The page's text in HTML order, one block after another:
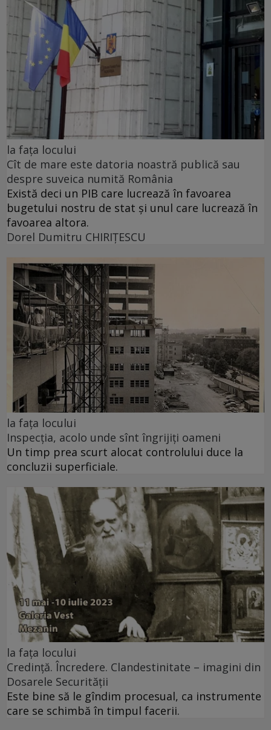
la fața locului
Cît de mare este datoria noastră publică sau
despre suveica numită România
Există deci un PIB care lucrează în favoarea
bugetului nostru de stat și unul care lucrează în
favoarea altora.
Dorel Dumitru CHIRIŢESCU
la fața locului
Inspecția, acolo unde sînt îngrijiți oameni
Un timp prea scurt alocat controlului duce la
concluzii superficiale.
la fața locului
Credință. Încredere. Clandestinitate – imagini din
Dosarele Securității
Este bine să le gîndim procesual, ca instrumente
care se schimbă în timpul facerii.